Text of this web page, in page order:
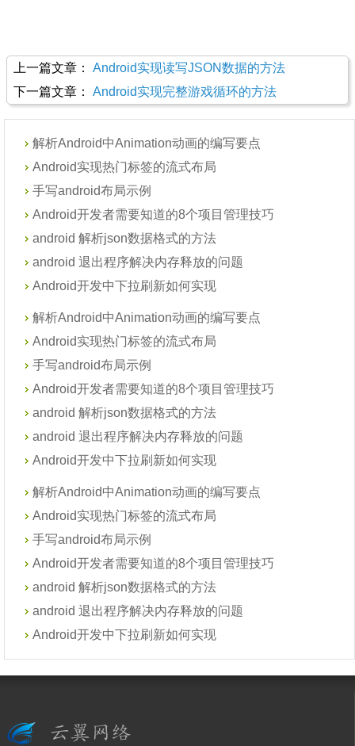
上一篇文章： Android实现读写JSON数据的方法
下一篇文章： Android实现完整游戏循环的方法
解析Android中Animation动画的编写要点
Android实现热门标签的流式布局
手写android布局示例
Android开发者需要知道的8个项目管理技巧
android 解析json数据格式的方法
android 退出程序解决内存释放的问题
Android开发中下拉刷新如何实现
解析Android中Animation动画的编写要点
Android实现热门标签的流式布局
手写android布局示例
Android开发者需要知道的8个项目管理技巧
android 解析json数据格式的方法
android 退出程序解决内存释放的问题
Android开发中下拉刷新如何实现
解析Android中Animation动画的编写要点
Android实现热门标签的流式布局
手写android布局示例
Android开发者需要知道的8个项目管理技巧
android 解析json数据格式的方法
android 退出程序解决内存释放的问题
Android开发中下拉刷新如何实现